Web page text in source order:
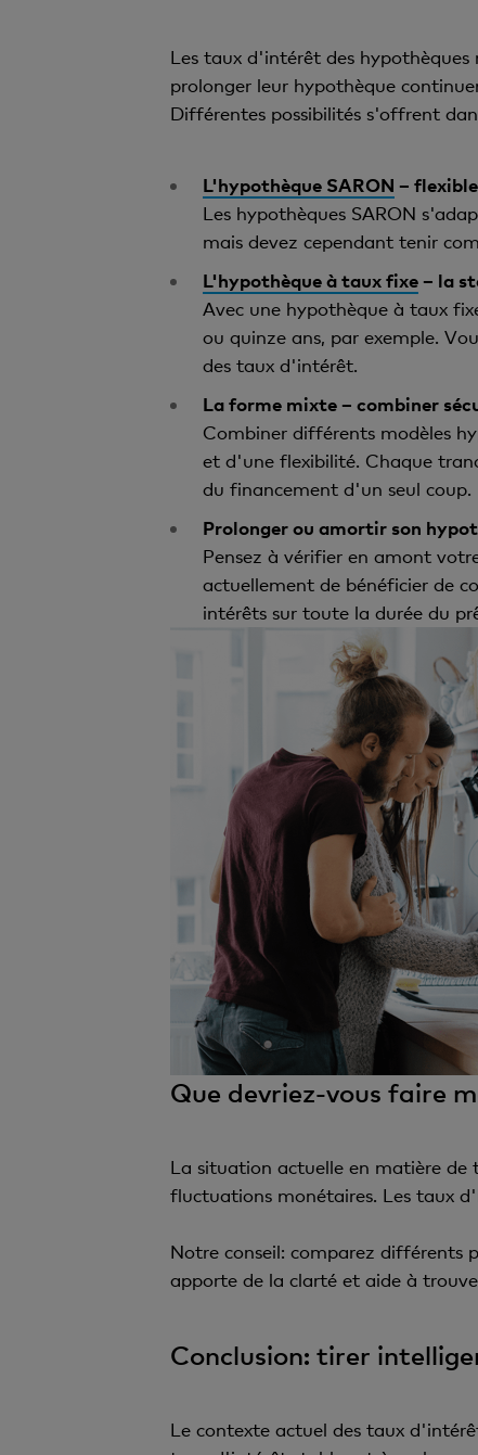
Les taux d'intérêt des
prolonger leur hypothèque
Différentes possibilités s'offrent
L'hypothèque SARON –
Les hypothèques SARON
mais devez cependant tenir
L'hypothèque à taux fixe– la
Avec une hypothèque à taux
ou quinze ans, par exemple.
des taux d'intérêt.
La forme mixte – combiner
Combiner différents modèles
et d'une flexibilité. Chaque
du financement d'un seul coup.
Prolonger ou amortir son
Pensez à vérifier en amont
actuellement de bénéficier de
intérêts sur toute la durée du
Que devriez-vous faire
La situation actuelle en matière
fluctuations monétaires. Les taux
Notre conseil: comparez différents
apporte de la clarté et aide à
Conclusion: tirer
Le contexte actuel des taux